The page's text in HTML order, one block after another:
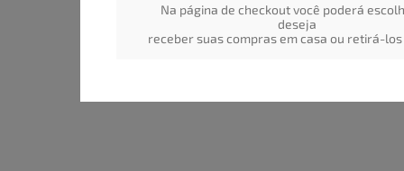
Na página de checkout você poderá
deseja
receber suas compras em casa ou retirá-